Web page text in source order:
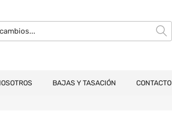
BAJAS Y TASACIÓN CONTACTO